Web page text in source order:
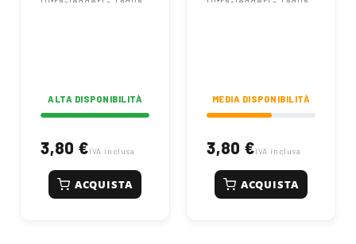
ALTA DISPONIBILITÀ
3,80 €IVA inclusa
ACQUISTA
MEDIA DISPONIBILITÀ
3,80 €IVA inclusa
ACQUISTA